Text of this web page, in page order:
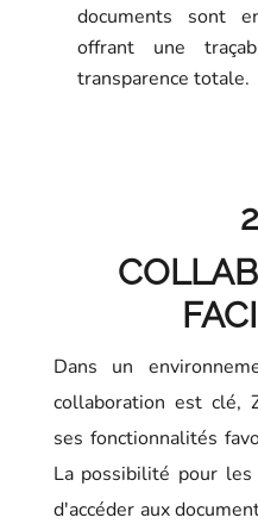
documents sont
offrant une
transparence totale.
Dans un
collaboration est clé,
ses fonctionnalités
La possibilité pour
d'accéder aux